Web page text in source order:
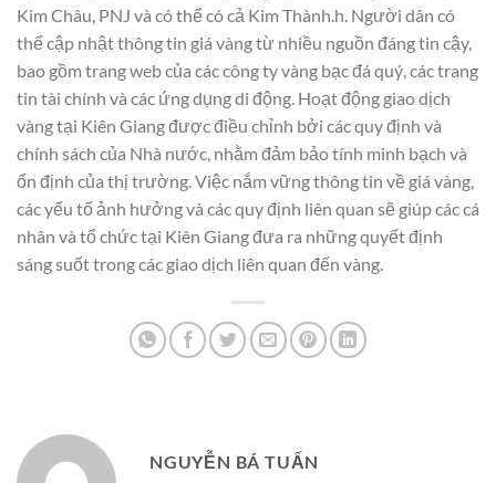
Kim Châu, PNJ và có thể có cả Kim Thành.h. Người dân có
thể cập nhật thông tin giá vàng từ nhiều nguồn đáng tin cậy,
bao gồm trang web của các công ty vàng bạc đá quý, các trang
tin tài chính và các ứng dụng di động. Hoạt động giao dịch
vàng tại Kiên Giang được điều chỉnh bởi các quy định và
chính sách của Nhà nước, nhằm đảm bảo tính minh bạch và
ổn định của thị trường. Việc nắm vững thông tin về giá vàng,
các yếu tố ảnh hưởng và các quy định liên quan sẽ giúp các cá
nhân và tổ chức tại Kiên Giang đưa ra những quyết định
sáng suốt trong các giao dịch liên quan đến vàng.
NGUYỄN BÁ TUẤN